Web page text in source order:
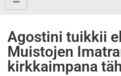
Agostini tuikkii
Muistojen
kirkkaimpana